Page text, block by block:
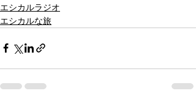
エシカルラジオ
エシカルな旅